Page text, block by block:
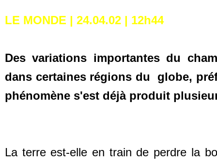
LE MONDE | 24.04.02 | 12h44
Des variations importantes du
dans certaines régions du globe,
phénomène s'est déjà produit
La terre est-elle en train de perdre la